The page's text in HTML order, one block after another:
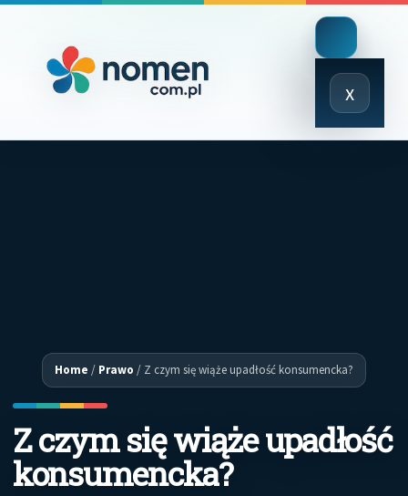
x
Close
Menu
Home / Prawo / Z czym się wiąże upadłość konsumencka?
Z czym się wiąże upadłość
konsumencka?